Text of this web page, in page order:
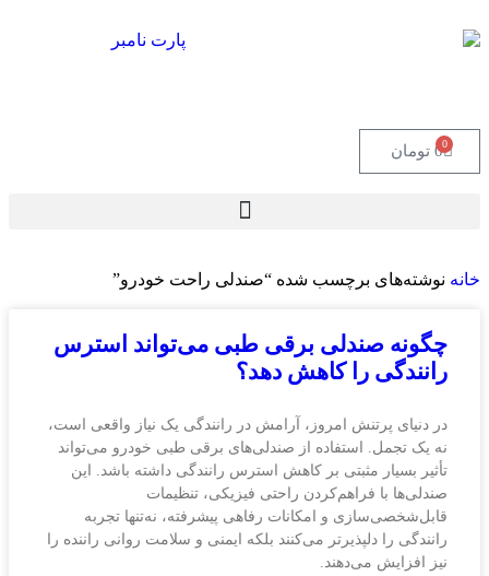
0 تومان 0
خانه نوشته‌های برچسب شده “صندلی راحت خودرو”
چگونه صندلی برقی طبی می‌تواند استرس
رانندگی را کاهش دهد؟
در دنیای پرتنش امروز، آرامش در رانندگی یک نیاز واقعی است،
نه یک تجمل. استفاده از صندلی‌های برقی طبی خودرو می‌تواند
تأثیر بسیار مثبتی بر کاهش استرس رانندگی داشته باشد. این
صندلی‌ها با فراهم‌کردن راحتی فیزیکی، تنظیمات
قابل‌شخصی‌سازی و امکانات رفاهی پیشرفته، نه‌تنها تجربه
رانندگی را دلپذیرتر می‌کنند بلکه ایمنی و سلامت روانی راننده را
نیز افزایش می‌دهند.